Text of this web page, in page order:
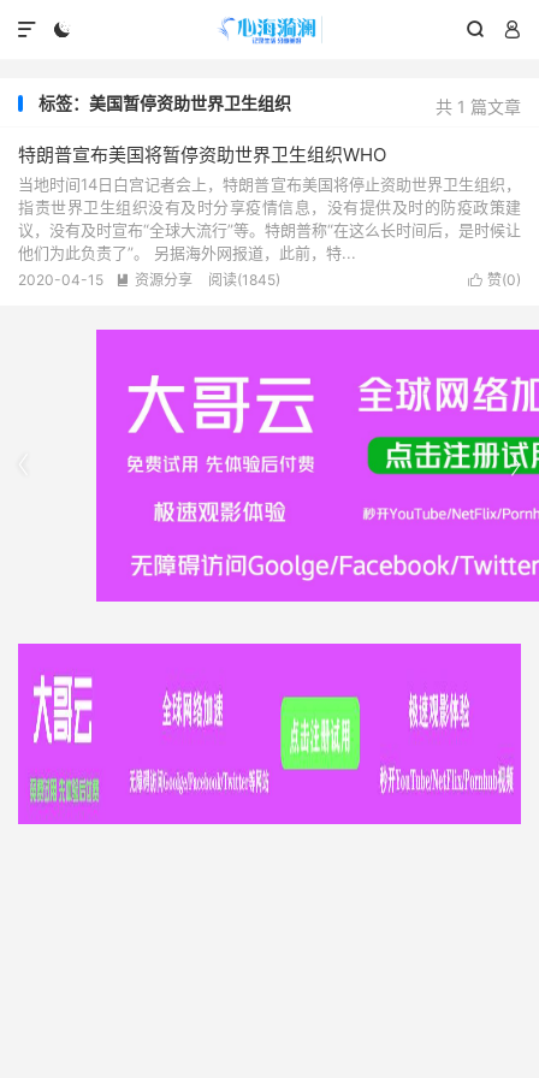
  

共 1 篇文章
标签：美国暂停资助世界卫生组织
特朗普宣布美国将暂停资助世界卫生组织WHO
当地时间14日白宫记者会上，特朗普宣布美国将停止资助世界卫生组织，
指责世界卫生组织没有及时分享疫情信息，没有提供及时的防疫政策建
议，没有及时宣布“全球大流行”等。特朗普称“在这么长时间后，是时候让
他们为此负责了”。 另据海外网报道，此前，特...
 赞(0)
2020-04-15  资源分享 阅读(1845)
